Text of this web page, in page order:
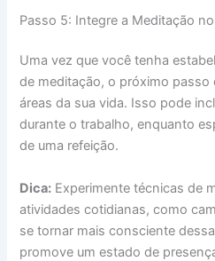
Passo 5: Integre a Meditação no
Uma vez que você tenha
de meditação, o próximo
áreas da sua vida. Isso pode
durante o trabalho, enquanto
de uma refeição.
Dica: Experimente técnicas de
atividades cotidianas, como
se tornar mais consciente
promove um estado de